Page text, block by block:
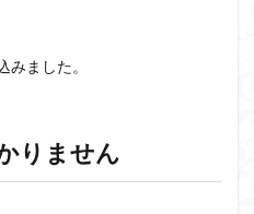
ました。
りません